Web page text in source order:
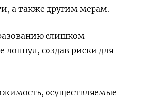
а также другим мерам.
слишком
создав риски для
осуществляемые